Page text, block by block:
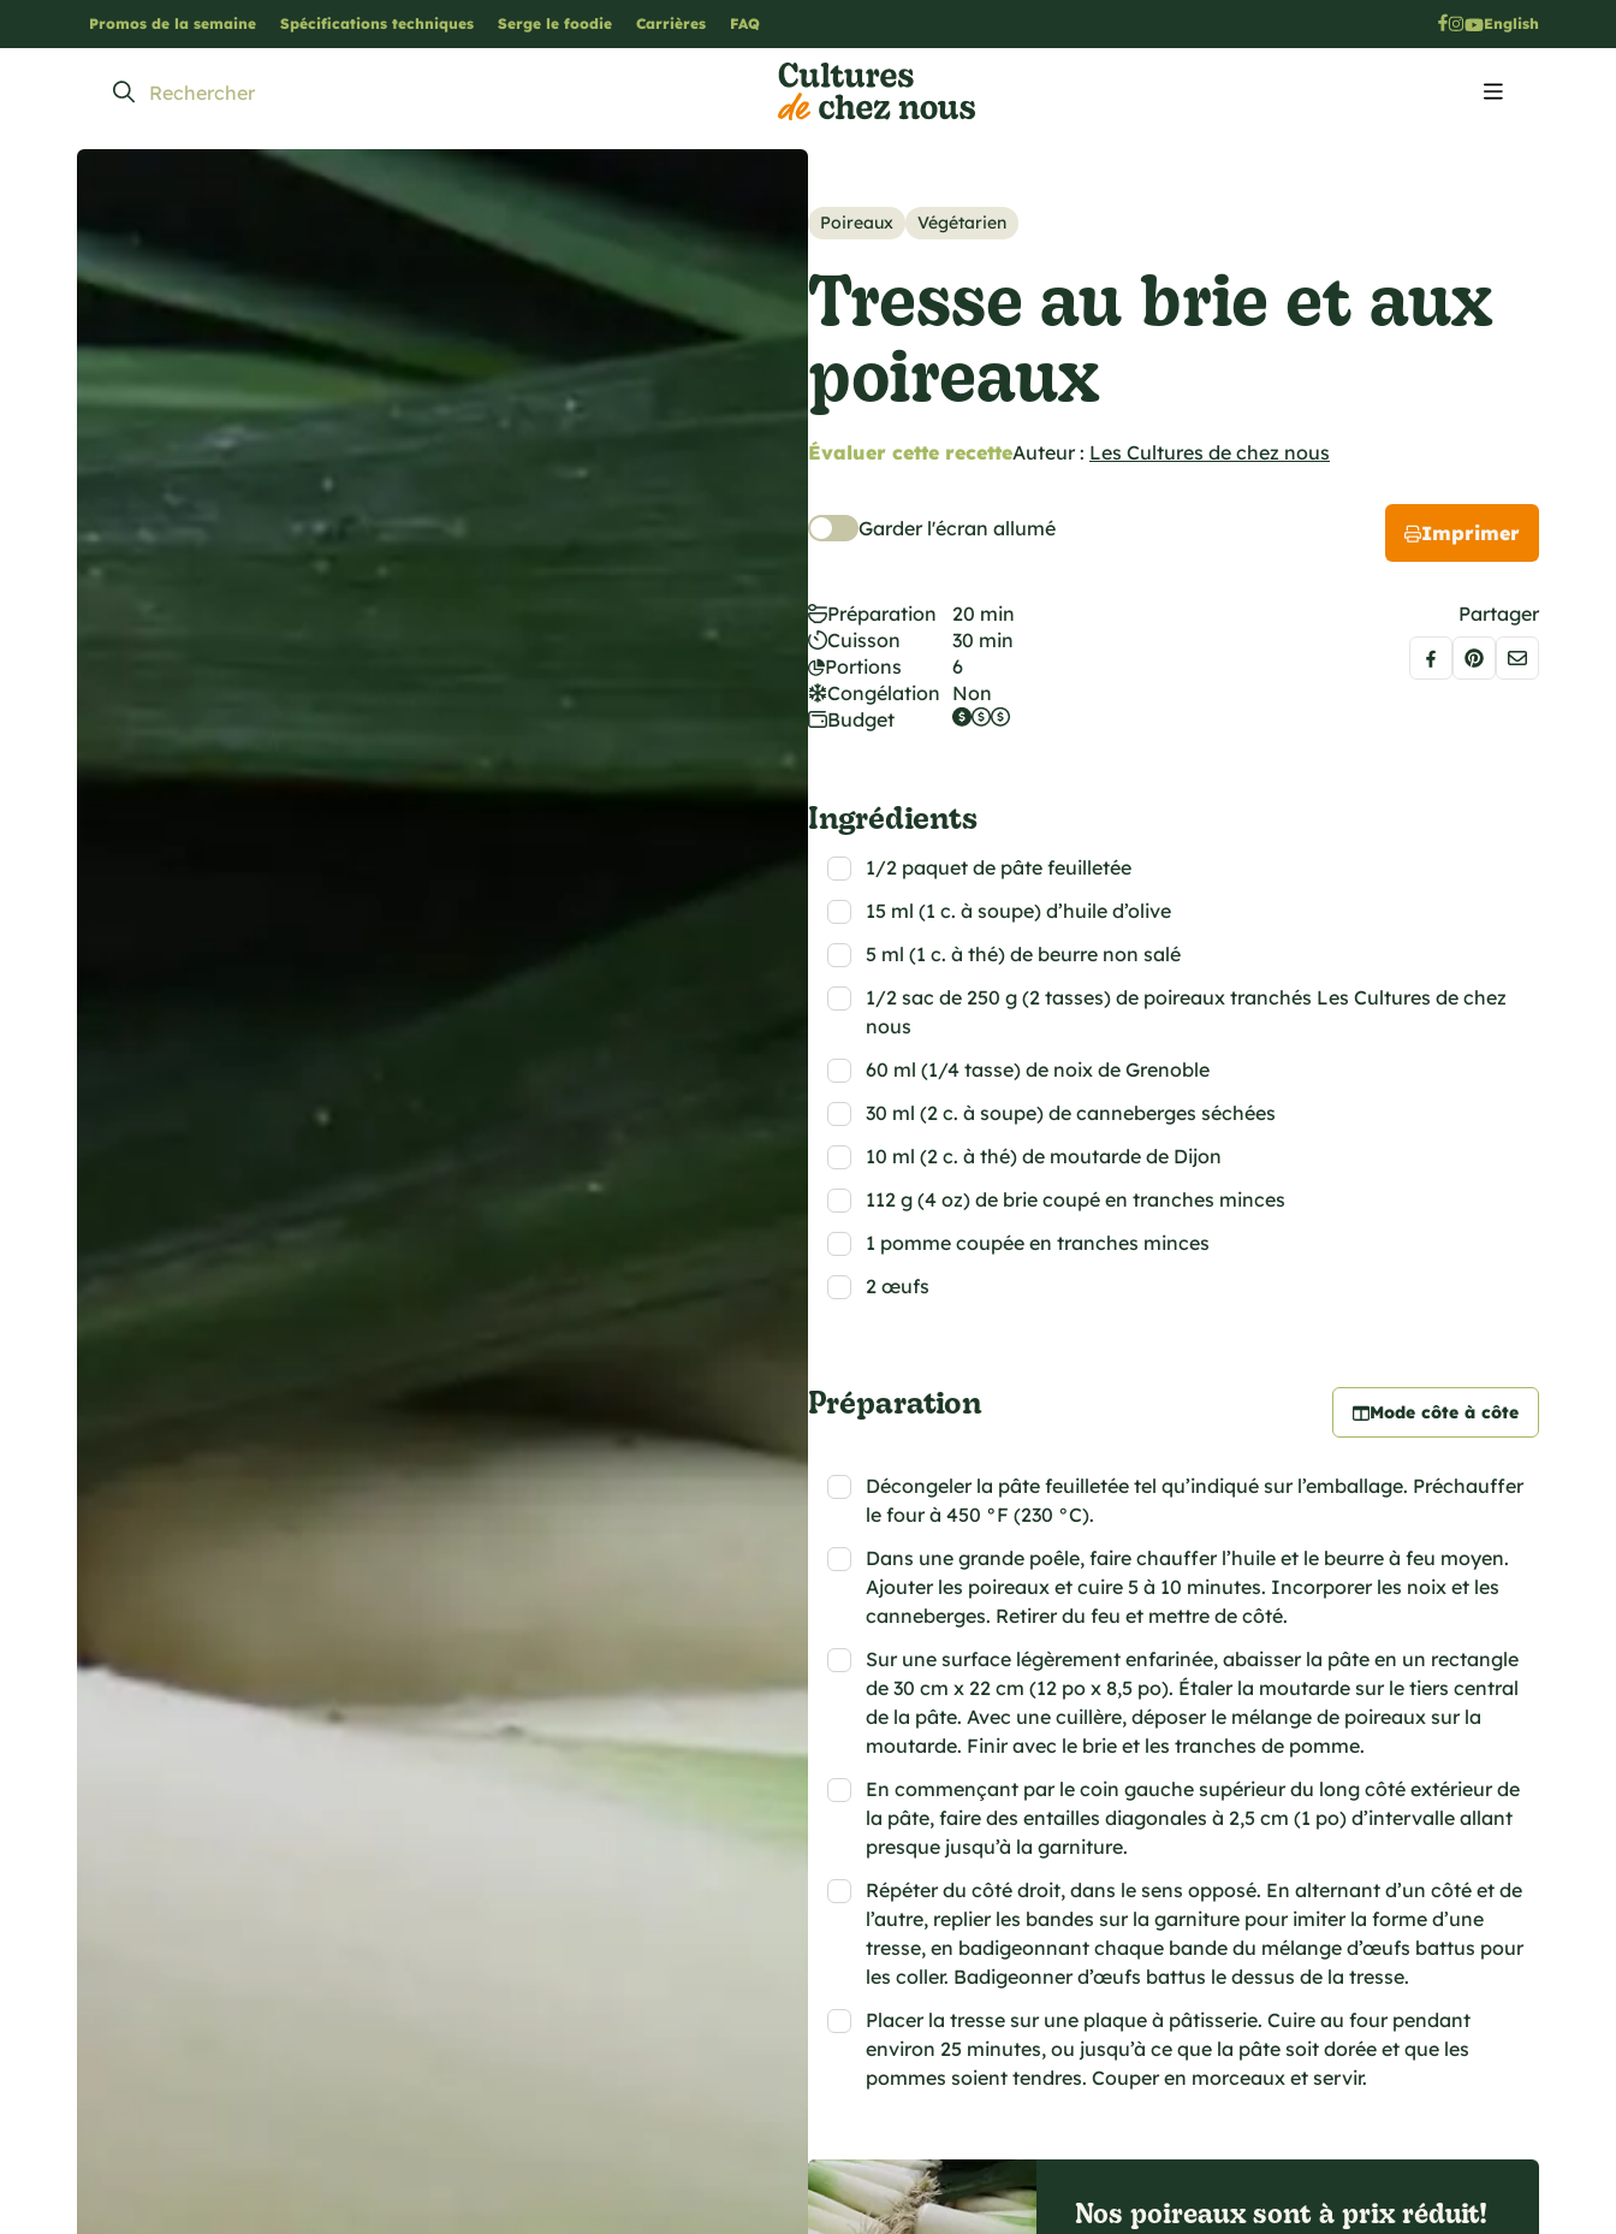
Promos de la semaine Spécifications techniques Serge le foodie Carrières FAQ English
Poireaux Végétarien
Tresse au brie et aux
poireaux
Évaluer cette recetteAuteur : Les Cultures de chez nous
Garder l'écran allumé Imprimer
Préparation
20 min
Cuisson
30 min
Portions
6
Congélation Non
Budget
Partager
Ingrédients
1/2 paquet de pâte feuilletée
15 ml (1 c. à soupe) d’huile d’olive
5 ml (1 c. à thé) de beurre non salé
1/2 sac de 250 g (2 tasses) de poireaux tranchés Les Cultures de chez
nous
60 ml (1/4 tasse) de noix de Grenoble
30 ml (2 c. à soupe) de canneberges séchées
10 ml (2 c. à thé) de moutarde de Dijon
112 g (4 oz) de brie coupé en tranches minces
1 pomme coupée en tranches minces
2 œufs
Préparation Mode côte à côte
Décongeler la pâte feuilletée tel qu’indiqué sur l’emballage. Préchauffer
le four à 450 °F (230 °C).
Dans une grande poêle, faire chauffer l’huile et le beurre à feu moyen.
Ajouter les poireaux et cuire 5 à 10 minutes. Incorporer les noix et les
canneberges. Retirer du feu et mettre de côté.
Sur une surface légèrement enfarinée, abaisser la pâte en un rectangle
de 30 cm x 22 cm (12 po x 8,5 po). Étaler la moutarde sur le tiers central
de la pâte. Avec une cuillère, déposer le mélange de poireaux sur la
moutarde. Finir avec le brie et les tranches de pomme.
En commençant par le coin gauche supérieur du long côté extérieur de
la pâte, faire des entailles diagonales à 2,5 cm (1 po) d’intervalle allant
presque jusqu’à la garniture.
Répéter du côté droit, dans le sens opposé. En alternant d’un côté et de
l’autre, replier les bandes sur la garniture pour imiter la forme d’une
tresse, en badigeonnant chaque bande du mélange d’œufs battus pour
les coller. Badigeonner d’œufs battus le dessus de la tresse.
Placer la tresse sur une plaque à pâtisserie. Cuire au four pendant
environ 25 minutes, ou jusqu’à ce que la pâte soit dorée et que les
pommes soient tendres. Couper en morceaux et servir.
Nos poireaux sont à prix réduit!